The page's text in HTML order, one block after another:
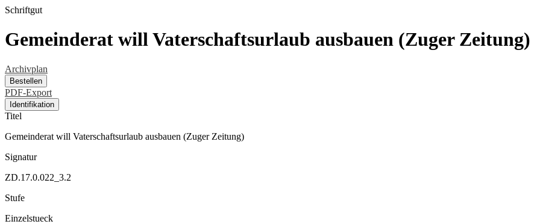
Schriftgut
Gemeinderat will Vaterschaftsurlaub ausbauen (Zuger Zeitung)
Archivplan
Bestellen
PDF-Export
Identifikation
Titel
Gemeinderat will Vaterschaftsurlaub ausbauen (Zuger Zeitung)
Signatur
ZD.17.0.022_3.2
Stufe
Einzelstueck